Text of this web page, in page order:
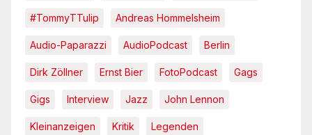
#TommyTTulip Andreas Hommelsheim
Audio-Paparazzi AudioPodcast Berlin
Dirk Zöllner Ernst Bier FotoPodcast Gags
Gigs Interview Jazz John Lennon
Kleinanzeigen Kritik Legenden